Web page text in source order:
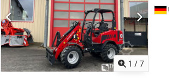
1 /7